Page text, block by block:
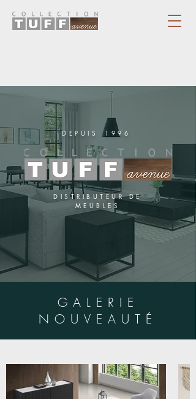
DEPUIS 1996
DISTRIBUTEUR DE
MEUBLES
GALERIE
NOUVEAUTÉ